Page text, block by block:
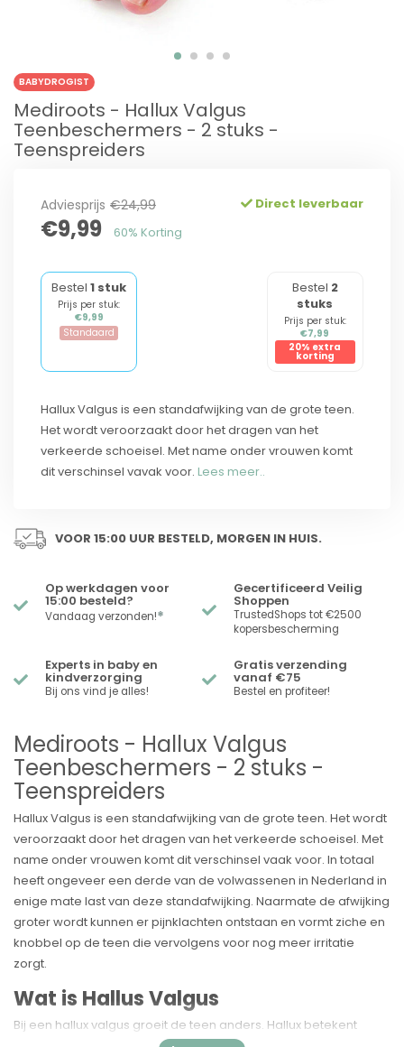
BABYDROGIST
Mediroots - Hallux Valgus
Teenbeschermers - 2 stuks -
Teenspreiders
Adviesprijs €24,99
€9,99 60% Korting
Direct leverbaar
Bestel 1 stuk
Prijs per stuk:
€9,99
Standaard
Bestel 2
stuks
Prijs per stuk:
€7,99
20% extra
korting
Hallux Valgus is een standafwijking van de grote teen.
Het wordt veroorzaakt door het dragen van het
verkeerde schoeisel. Met name onder vrouwen komt
dit verschinsel vavak voor. Lees meer..
VOOR 15:00 UUR BESTELD, MORGEN IN HUIS.
Op werkdagen voor
15:00 besteld?
Vandaag verzonden!*
Gecertificeerd Veilig
Shoppen
TrustedShops tot €2500
kopersbescherming
Experts in baby en
kindverzorging
Bij ons vind je alles!
Gratis verzending
vanaf €75
Bestel en profiteer!
Mediroots - Hallux Valgus
Teenbeschermers - 2 stuks -
Teenspreiders
Hallux Valgus is een standafwijking van de grote teen. Het wordt
veroorzaakt door het dragen van het verkeerde schoeisel. Met
name onder vrouwen komt dit verschinsel vaak voor. In totaal
heeft ongeveer een derde van de volwassenen in Nederland in
enige mate last van deze standafwijking. Naarmate de afwijking
groter wordt kunnen er pijnklachten ontstaan en vormt ziche en
knobbel op de teen die vervolgens voor nog meer irritatie
zorgt.
Wat is Hallus Valgus
Bij een hallux valgus groeit de teen anders. Hallux betekent